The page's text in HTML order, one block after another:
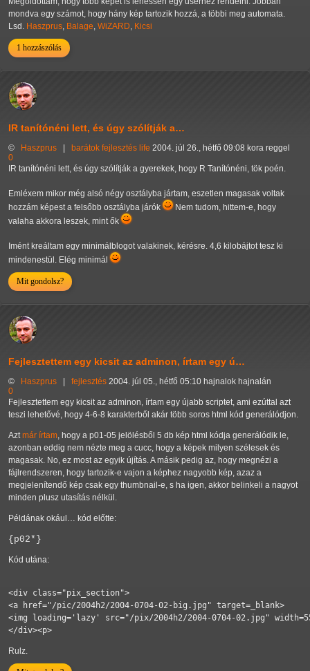
mondva egy számot, hogy hány kép tartozik hozzá, a többi meg automata.
Lsd. Haszprus, Balage, WiZARD, Kicsi
1 hozzászólás
IR tanítónéni lett, és úgy szólítják a…
© Haszprus barátok fejlesztés life 2004. júl 26., hétfő 09:08 kora reggel
0
IR tanítónéni lett, és úgy szólítják a gyerekek, hogy R Tanítónéni, tök poén.
Emléxem mikor még alsó négy osztályba jártam, eszetlen magasak voltak
hozzám képest a felsőbb osztályba járók
Nem tudom, hittem-e, hogy
valaha akkora leszek, mint ők
Imént kreáltam egy minimálblogot valakinek, kérésre. 4,6 kilobájtot tesz ki
mindenestül. Elég minimál
Mit gondolsz?
Fejlesztettem egy kicsit az adminon, írtam egy ú…
© Haszprus fejlesztés 2004. júl 05., hétfő 05:10 hajnalok hajnalán
0
Fejlesztettem egy kicsit az adminon, írtam egy újabb scriptet, ami ezúttal azt
teszi lehetővé, hogy 4-6-8 karakterből akár több soros html kód generálódjon.
Aztmár írtam, hogy a p01-05 jelölésből 5 db kép html kódja generálódik le,
azonban eddig nem nézte meg a cucc, hogy a képek milyen szélesek és
magasak. No, ez most az egyik újítás. A másik pedig az, hogy megnézi a
fájlrendszeren, hogy tartozik-e vajon a képhez nagyobb kép, azaz a
megjelenítendő kép csak egy thumbnail-e, s ha igen, akkor belinkeli a nagyot
minden plusz utasítás nélkül.
Példának okául… kód előtte:
{p02*}
Kód utána:
<div class="pix_section">
<a href="/pic/2004h2/2004-0704-02-big.jpg" target=_blank>
<img loading='lazy' src="/pix/2004h2/2004-0704-02.jpg"
</div><p>
Rulz.